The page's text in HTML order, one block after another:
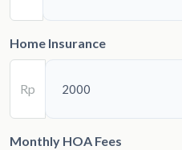
Home Insurance
Rp
Monthly HOA Fees